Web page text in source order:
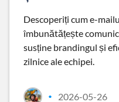
Descoperiți cum e-
îmbunătățește
susține brandingul și
zilnice ale echipei.
• 2026-05-26